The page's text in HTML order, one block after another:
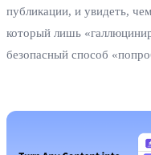
публикации, и увидеть,
который лишь
безопасный способ